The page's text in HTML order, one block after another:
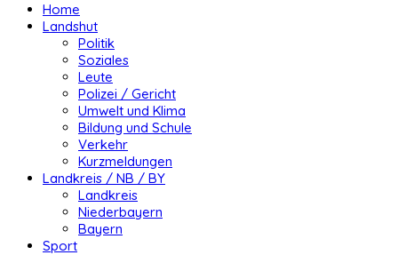
Home
Landshut
Politik
Soziales
Leute
Polizei / Gericht
Umwelt und Klima
Bildung und Schule
Verkehr
Kurzmeldungen
Landkreis / NB / BY
Landkreis
Niederbayern
Bayern
Sport